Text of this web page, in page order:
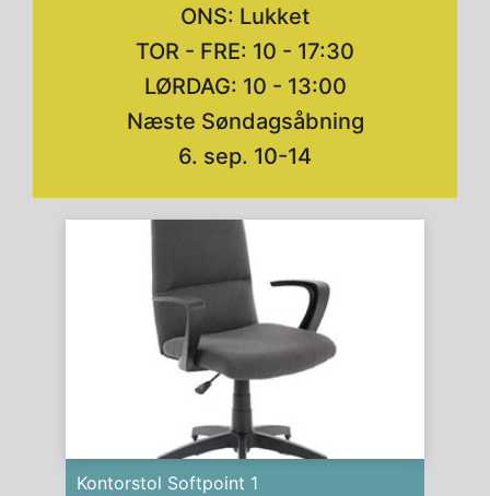
ONS: Lukket
TOR - FRE: 10 - 17:30
LØRDAG: 10 - 13:00
Næste Søndagsåbning
6. sep. 10-14
Kontorstol Softpoint 1